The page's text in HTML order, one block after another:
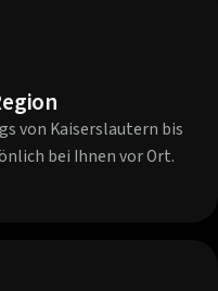
von Kaiserslautern bis
bei Ihnen vor Ort.